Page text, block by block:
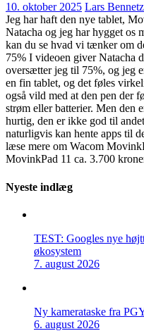
10. oktober 2025 Lars
Jeg har haft den nye tablet,
Natacha og jeg har hygget os
kan du se hvad vi tænker om
75% I videoen giver Natacha
oversætter jeg til 75%, og jeg
en fin tablet, og det føles
også vild med at den pen der
strøm eller batterier. Men den
hurtig, den er ikke god til
naturligvis kan hente apps til
læse mere om Wacom
MovinkPad 11 ca. 3.700
Nyeste indlæg
TEST: Googles nye
økosystem
7. august 2026
Ny kamerataske fra
6. august 2026